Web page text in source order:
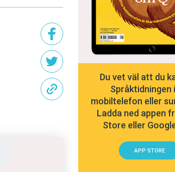
Du vet väl att du
Språktidningen
mobiltelefon eller
Ladda ned appen
Store eller
APP STORE